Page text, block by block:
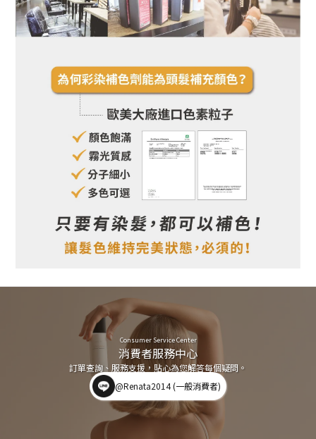
Consumer Service Center
消費者服務中心
訂單查詢、服務支援，貼心為您解答每個疑問。
@Renata2014 (一般消費者)